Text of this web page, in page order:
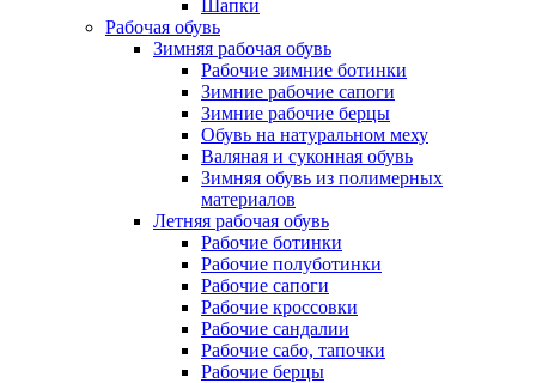
Шапки
Рабочая обувь
Зимняя рабочая обувь
Рабочие зимние ботинки
Зимние рабочие сапоги
Зимние рабочие берцы
Обувь на натуральном меху
Валяная и суконная обувь
Зимняя обувь из полимерных
материалов
Летняя рабочая обувь
Рабочие ботинки
Рабочие полуботинки
Рабочие сапоги
Рабочие кроссовки
Рабочие сандалии
Рабочие сабо, тапочки
Рабочие берцы